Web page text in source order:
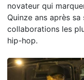
novateur qui
Quinze ans après
collaborations les
hip-hop.